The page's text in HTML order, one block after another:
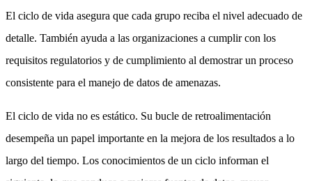
El ciclo de vida asegura que cada grupo reciba el nivel adecuado de
detalle. También ayuda a las organizaciones a cumplir con los
requisitos regulatorios y de cumplimiento al demostrar un proceso
consistente para el manejo de datos de amenazas.
El ciclo de vida no es estático. Su bucle de retroalimentación
desempeña un papel importante en la mejora de los resultados a lo
largo del tiempo. Los conocimientos de un ciclo informan el